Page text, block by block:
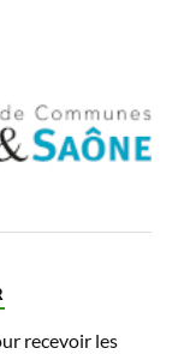
recevoir les